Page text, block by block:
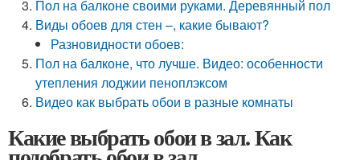
Пол на балконе своими руками. Деревянный пол
Виды обоев для стен –, какие бывают?
Разновидности обоев:
Пол на балконе, что лучше. Видео: особенности
утепления лоджии пеноплэксом
Видео как выбрать обои в разные комнаты
Какие выбрать обои в зал. Как